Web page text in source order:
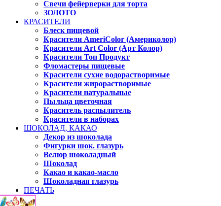
Свечи фейерверки для торта
ЗОЛОТО
КРАСИТЕЛИ
Блеск пищевой
Красители AmeriColor (Америколор)
Красители Art Color (Арт Колор)
Красители Топ Продукт
Фломастеры пищевые
Красители сухие водорастворимые
Красители жирорастворимые
Красители натуральные
Пыльца цветочная
Краситель распылитель
Красители в наборах
ШОКОЛАД, КАКАО
Декор из шоколада
Фигурки шок. глазурь
Велюр шоколадный
Шоколад
Какао и какао-масло
Шоколадная глазурь
ПЕЧАТЬ